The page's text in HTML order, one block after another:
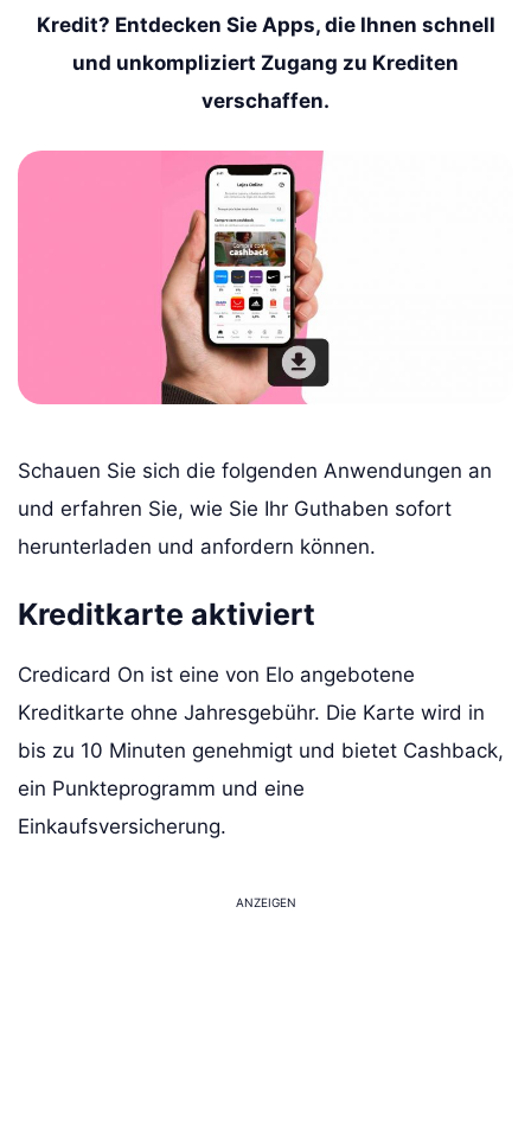
Kredit? Entdecken Sie Apps, die Ihnen schnell
und unkompliziert Zugang zu Krediten
verschaffen.
Schauen Sie sich die folgenden Anwendungen an
und erfahren Sie, wie Sie Ihr Guthaben sofort
herunterladen und anfordern können.
Kreditkarte aktiviert
Credicard On ist eine von Elo angebotene
Kreditkarte ohne Jahresgebühr. Die Karte wird in
bis zu 10 Minuten genehmigt und bietet Cashback,
ein Punkteprogramm und eine
Einkaufsversicherung.
ANZEIGEN